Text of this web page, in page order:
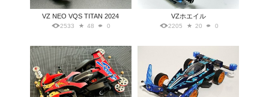
VZ NEO VQS TITAN 2024
2533 48 0
VZホエイル
2205 20 0